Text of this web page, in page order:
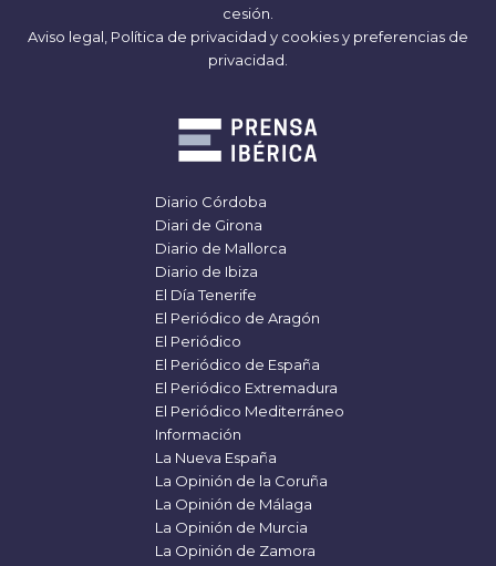
cesión.
Aviso legal, Política de privacidad y cookiesy preferencias de
privacidad
Diario Córdoba
Diari de Girona
Diario de Mallorca
Diario de Ibiza
El Día Tenerife
El Periódico de Aragón
El Periódico
El Periódico de España
El Periódico Extremadura
El Periódico Mediterráneo
Información
La Nueva España
La Opinión de la Coruña
La Opinión de Málaga
La Opinión de Murcia
La Opinión de Zamora